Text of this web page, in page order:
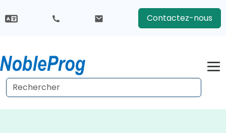
Contactez-nous